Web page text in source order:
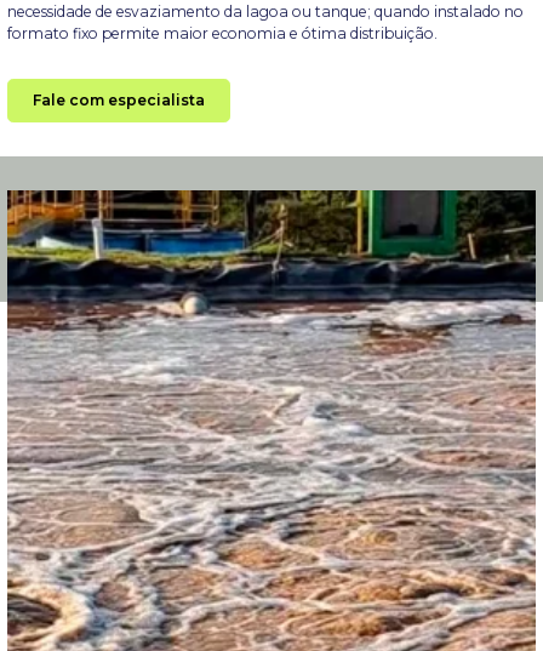
necessidade de esvaziamento da lagoa ou tanque; quando instalado no
formato fixo permite maior economia e ótima distribuição.
Fale com especialista